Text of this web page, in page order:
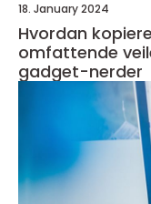
18. January 2024
Hvordan
omfattende
gadget-nerder